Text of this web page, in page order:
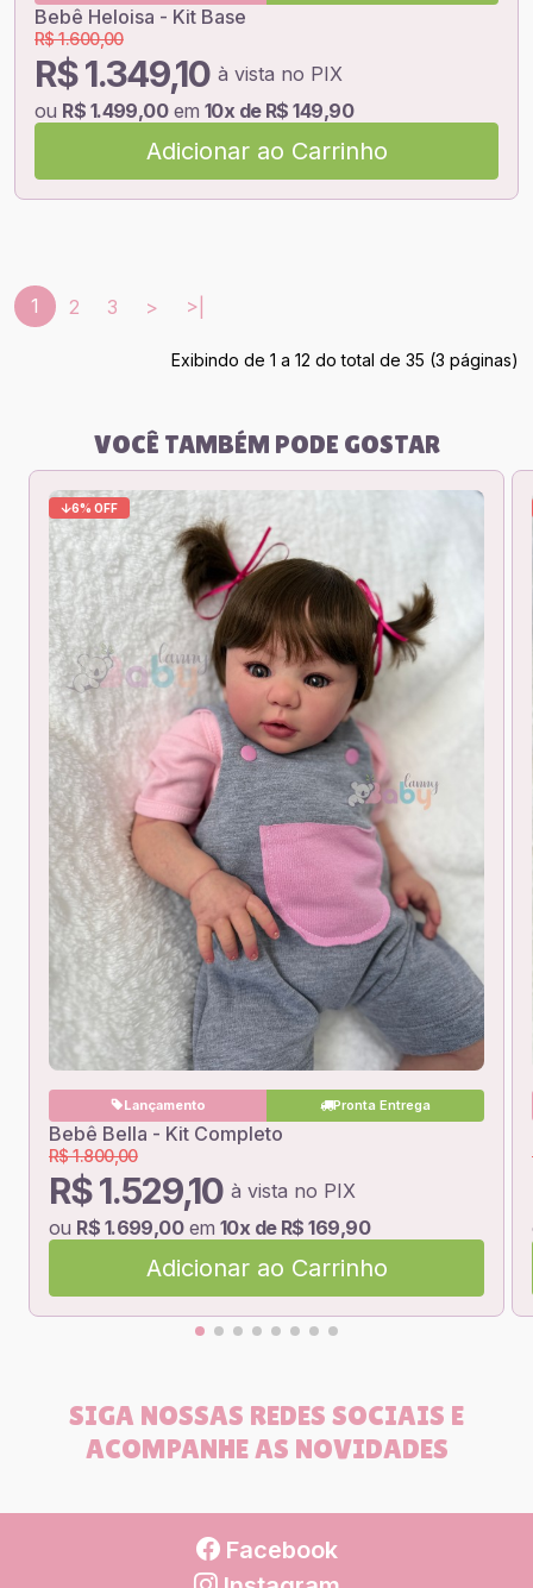
Bebê Heloisa - Kit Base
R$ 1.349,10 à vista no PIX
R$ 1.600,00
ou R$ 1.499,00em 10x de R$ 149,90
Adicionar ao Carrinho
1 2 3 > >|
Exibindo de 1 a 12 do total de 35 (3 páginas)
VOCÊ TAMBÉM PODE GOSTAR
Lançamento Pronta Entrega
Bebê Bella - Kit Completo
6% OFF
R$ 1.529,10 à vista no PIX
R$ 1.800,00
ou R$ 1.699,00em 10x de R$ 169,90
Adicionar ao Carrinho
SIGA NOSSAS REDES SOCIAIS E
ACOMPANHE AS NOVIDADES
Facebook